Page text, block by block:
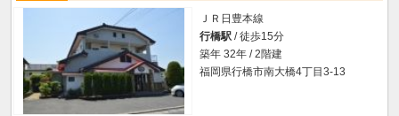
ＪＲ日豊本線
行橋駅 / 徒歩15分
築年 32年 / 2階建
福岡県行橋市南大橋4丁目3-13